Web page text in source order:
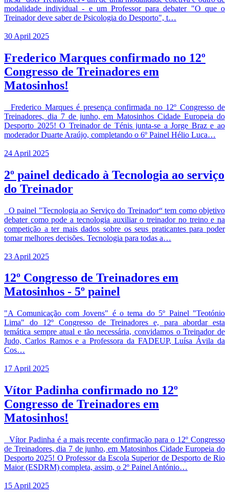
modalidade individual - e um Professor para debater "O que o
Treinador deve saber de Psicologia do Desporto", t…
30 April 2025
Frederico Marques confirmado no 12º
Congresso de Treinadores em
Matosinhos!
Frederico Marques é presença confirmada no 12º Congresso de
Treinadores, dia 7 de junho, em Matosinhos Cidade Europeia do
Desporto 2025! O Treinador de Ténis junta-se a Jorge Braz e ao
moderador Duarte Araújo, completando o 6º Painel Hélio Luca…
24 April 2025
2º painel dedicado à Tecnologia ao serviço
do Treinador
O painel "Tecnologia ao Serviço do Treinador“ tem como objetivo
debater como pode a tecnologia auxiliar o treinador no treino e na
competição a ter mais dados sobre os seus praticantes para poder
tomar melhores decisões. Tecnologia para todas a…
23 April 2025
12º Congresso de Treinadores em
Matosinhos - 5º painel
"A Comunicação com Jovens" é o tema do 5º Painel "Teotónio
Lima" do 12º Congresso de Treinadores e, para abordar esta
temática sempre atual e tão necessária, convidamos o Treinador de
Judo, Carlos Ramos e a Professora da FADEUP, Luísa Ávila da
Cos…
17 April 2025
Vítor Padinha confirmado no 12º
Congresso de Treinadores em
Matosinhos!
Vítor Padinha é a mais recente confirmação para o 12º Congresso
de Treinadores, dia 7 de junho, em Matosinhos Cidade Europeia do
Desporto 2025! O Professor da Escola Superior de Desporto de Rio
Maior (ESDRM) completa, assim, o 2º Painel António…
15 April 2025